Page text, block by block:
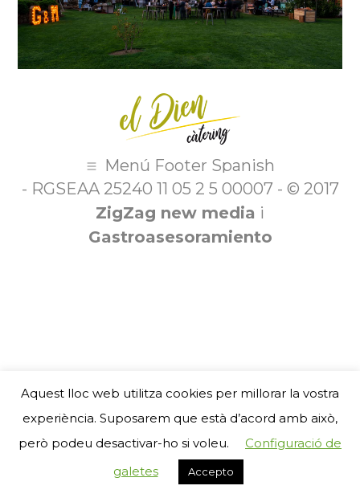
Menú Footer Spanish
- RGSEAA 25240 11 05 2 5 00007 - © 2017
ZigZag new media i
Gastroasesoramiento
Aquest lloc web utilitza cookies per millorar la vostra
experiència. Suposarem que està d’acord amb això,
però podeu desactivar-ho si voleu.
Configuració de
galetes
Accepto